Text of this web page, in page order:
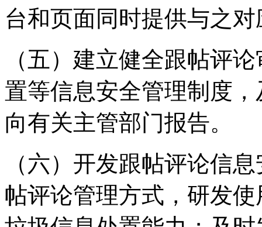
台和页面同时提供与之
（五）建立健全跟帖评
置等信息安全管理制度
向有关主管部门报告。
（六）开发跟帖评论信
帖评论管理方式，研发